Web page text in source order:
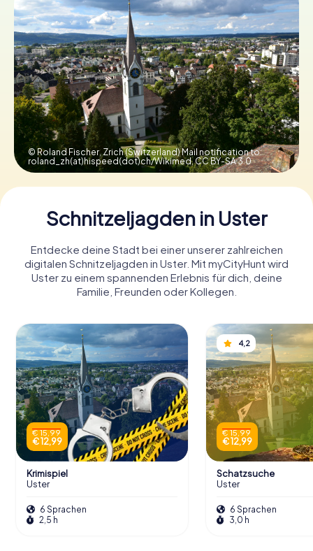
ES
FR UK
IE
IT
NL
Tickets buchen
Gutscheine bestellen
© Roland Fischer, Zrich (Switzerland) Mail notification to:
roland_zh(at)hispeed(dot)ch/Wikimed,CC BY-SA 3.0
Schnitzeljagden in Uster
Entdecke deine Stadt bei einer unserer zahlreichen
digitalen Schnitzeljagden in Uster. Mit myCityHunt wird
Uster zu einem spannenden Erlebnis für dich, deine
Familie, Freunden oder Kollegen.
€ 15,99
€ 12,99
Krimispiel
Uster
6 Sprachen
2,5 h
4,2
€ 15,99
€ 12,99
Schatzsuche
Uster
6 Sprachen
3,0 h